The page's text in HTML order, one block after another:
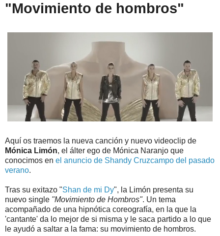
"Movimiento de hombros"
Aquí os traemos la nueva canción y nuevo videoclip de
Mónica Limón, el álter ego de Mónica Naranjo que
conocimos en el anuncio de Shandy Cruzcampo del pasado
verano.
Tras su exitazo "Shan de mi Dy", la Limón presenta su
nuevo single "Movimiento de Hombros". Un tema
acompañado de una hipnótica coreografía, en la que la
'cantante' da lo mejor de si misma y le saca partido a lo que
le ayudó a saltar a la fama: su movimiento de hombros.